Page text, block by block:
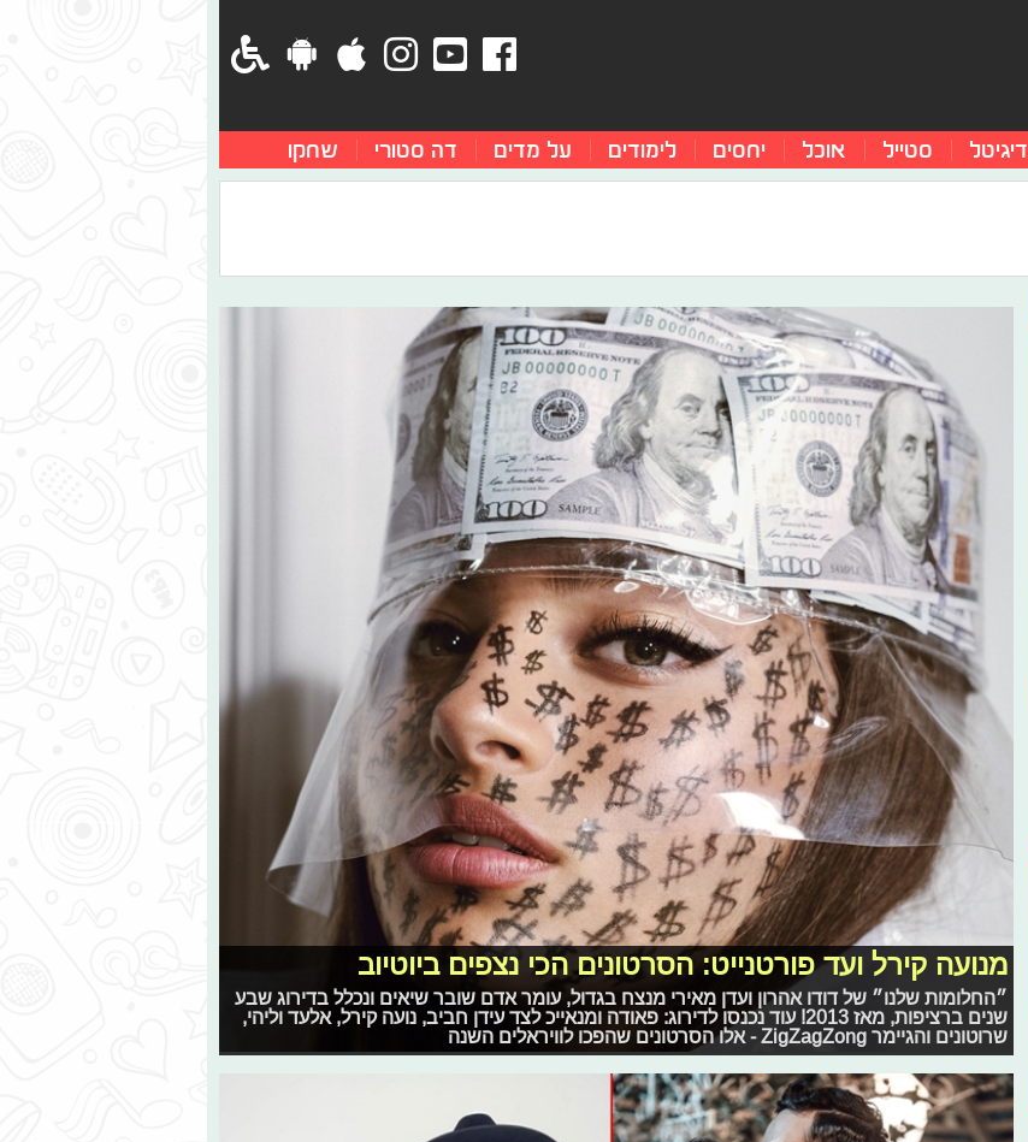
דיגיטל סטייל אוכל יחסים לימודים על מדים דה סטורי שחקו
מנועה קירל ועד פורטנייט: הסרטונים הכי נצפים ביוטיוב
״החלומות שלנו״ של דודו אהרון ועדן מאירי מנצח בגדול, עומר אדם שובר שיאים ונכלל בדירוג שבע
שנים ברציפות, מאז 2013! עוד נכנסו לדירוג: פאודה ומנאייכ לצד עידן חביב, נועה קירל, אלעד וליהי,
שרוטונים והגיימר ZigZagZong - אלו הסרטונים שהפכו לוויראלים השנה